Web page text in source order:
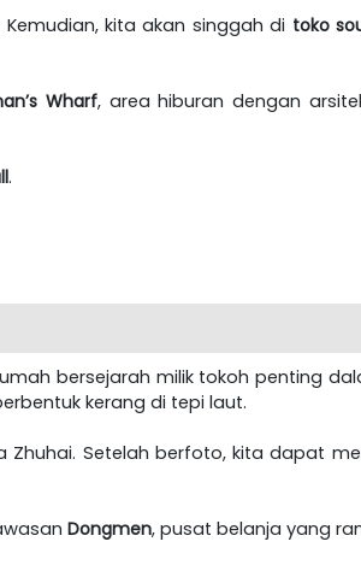
kita akan singgah di toko
Wharf, area hiburan dengan
.
bersejarah milik tokoh penting
kerang di tepi laut.
Zhuhai. Setelah berfoto, kita dapat
Dongmen, pusat belanja yang